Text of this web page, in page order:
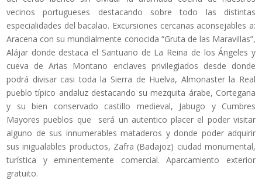
vecinos portugueses destacando sobre todo las distintas
especialidades del bacalao. Excursiones cercanas aconsejables a:
Aracena con su mundialmente conocida “Gruta de las Maravillas”,
Alájar donde destaca el Santuario de La Reina de los Ángeles y
cueva de Arias Montano enclaves privilegiados desde donde
podrá divisar casi toda la Sierra de Huelva, Almonaster la Real
pueblo típico andaluz destacando su mezquita árabe, Cortegana
y su bien conservado castillo medieval, Jabugo y Cumbres
Mayores pueblos que será un autentico placer el poder visitar
alguno de sus innumerables mataderos y donde poder adquirir
sus inigualables productos, Zafra (Badajoz) ciudad monumental,
turística y eminentemente comercial. Aparcamiento exterior
gratuito.